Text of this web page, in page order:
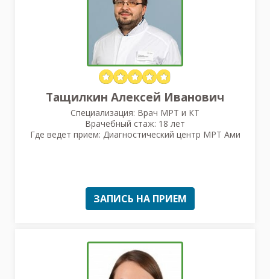
Тащилкин Алексей Иванович
Специализация: Врач МРТ и КТ
Врачебный стаж: 18 лет
Где ведет прием: Диагностический центр МРТ Ами
ЗАПИСЬ НА ПРИЕМ